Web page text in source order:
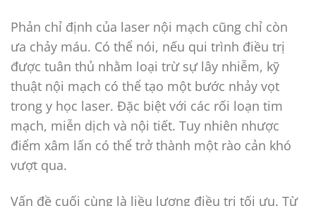
Phản chỉ định của laser nội mạch cũng chỉ còn
ưa chảy máu. Có thể nói, nếu qui trình điều trị
được tuân thủ nhằm loại trừ sự lây nhiễm, kỹ
thuật nội mạch có thể tạo một bước nhảy vọt
trong y học laser. Đặc biệt với các rối loạn tim
mạch, miễn dịch và nội tiết. Tuy nhiên nhược
điểm xâm lấn có thể trở thành một rào cản khó
vượt qua.
Vấn đề cuối cùng là liều lượng điều trị tối ưu. Từ